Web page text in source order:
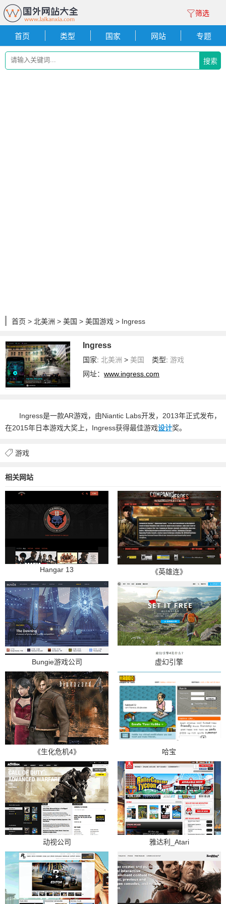
筛选
首页 类型 国家 网站 专题
搜索
首页 > 北美洲 > 美国 > 美国游戏 > Ingress
Ingress
国家: 北美洲 > 美国 类型: 游戏
网址：www.ingress.com
Ingress是一款AR游戏，由Niantic Labs开发，2013年正式发布，
在2015年日本游戏大奖上，Ingress获得最佳游戏设计奖。
游戏
相关网站
Hangar 13 《英雄连》
Bungie游戏公司 虚幻引擎
《生化危机4》 哈宝
动视公司 雅达利_Atari